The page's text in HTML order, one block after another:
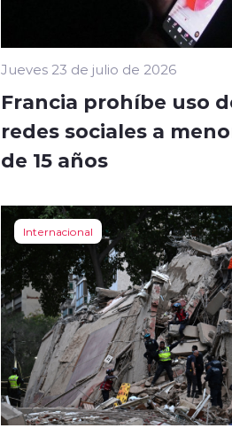
Jueves 23 de julio de 2026
Francia prohíbe uso
redes sociales a
de 15 años
Internacional